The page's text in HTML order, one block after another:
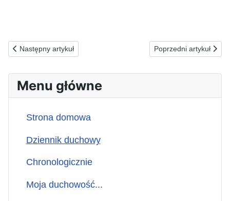
Poprzednia strona: 22.03.2026(n) ZA TYCH, KTÓRZY WIEDZĄ,
Następny artykuł Następna strona:
Poprzedni artykuł
Menu główne
Strona domowa
Dziennik duchowy
Chronologicznie
Moja duchowość...